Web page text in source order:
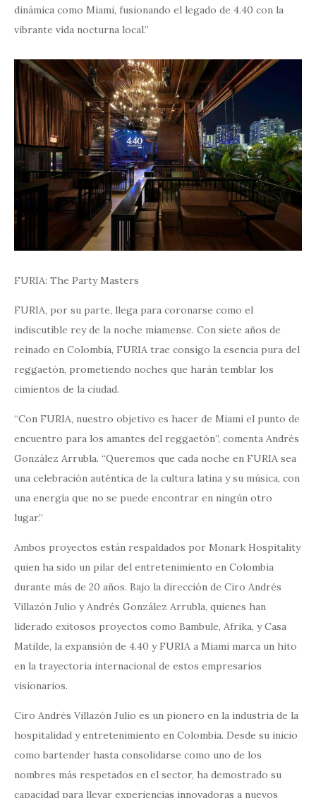
dinámica como Miami, fusionando el legado de 4.40 con la
vibrante vida nocturna local.”
FURIA: The Party Masters
FURIA, por su parte, llega para coronarse como el
indiscutible rey de la noche miamense. Con siete años de
reinado en Colombia, FURIA trae consigo la esencia pura del
reggaetón, prometiendo noches que harán temblar los
cimientos de la ciudad.
“Con FURIA, nuestro objetivo es hacer de Miami el punto de
encuentro para los amantes del reggaetón”, comenta Andrés
González Arrubla. “Queremos que cada noche en FURIA sea
una celebración auténtica de la cultura latina y su música, con
una energía que no se puede encontrar en ningún otro
lugar.”
Ambos proyectos están respaldados por Monark Hospitality
quien ha sido un pilar del entretenimiento en Colombia
durante más de 20 años. Bajo la dirección de Ciro Andrés
Villazón Julio y Andrés González Arrubla, quienes han
liderado exitosos proyectos como Bambule, Afrika, y Casa
Matilde, la expansión de 4.40 y FURIA a Miami marca un hito
en la trayectoria internacional de estos empresarios
visionarios.
Ciro Andrés Villazón Julio es un pionero en la industria de la
hospitalidad y entretenimiento en Colombia. Desde su inicio
como bartender hasta consolidarse como uno de los
nombres más respetados en el sector, ha demostrado su
capacidad para llevar experiencias innovadoras a nuevos